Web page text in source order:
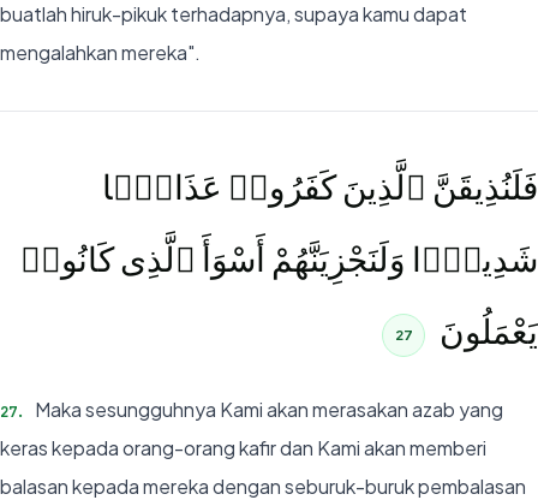
buatlah hiruk-pikuk terhadapnya, supaya kamu dapat
mengalahkan mereka".
فَلَنُذِيقَنَّ ٱلَّذِينَ كَفَرُوا۟ عَذَابًۭا
شَدِيدًۭا وَلَنَجْزِيَنَّهُمْ أَسْوَأَ ٱلَّذِى كَانُوا۟
يَعْمَلُونَ
27
27.
Maka sesungguhnya Kami akan merasakan azab yang
keras kepada orang-orang kafir dan Kami akan memberi
balasan kepada mereka dengan seburuk-buruk pembalasan